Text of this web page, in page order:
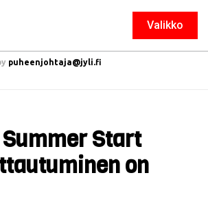
Valikko
Sulje
puheenjohtaja@jyli.fi
Start
on